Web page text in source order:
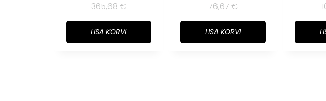
365,68 €
LISA KORVI
76,67€
LISA KORVI